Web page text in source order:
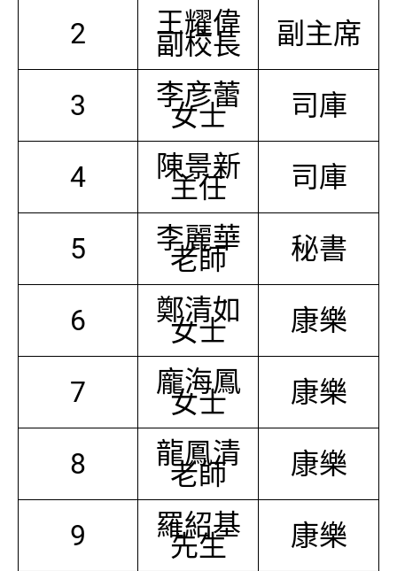
2 王耀偉
副校長 副主席
3 李彦蕾
女士 司庫
4 陳景新
主任 司庫
5 李麗華
老師 秘書
6 鄭清如
女士 康樂
7 龐海鳳
女士 康樂
8 龍鳳清
老師 康樂
9 羅紹基
先生 康樂